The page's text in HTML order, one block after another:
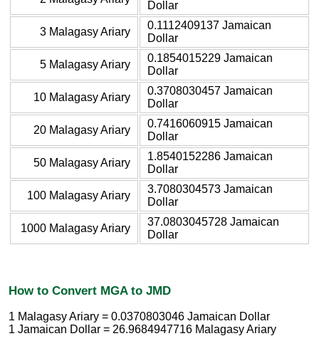
Dollar
3 Malagasy Ariary
0.1112409137 Jamaican
Dollar
5 Malagasy Ariary
0.1854015229 Jamaican
Dollar
10 Malagasy Ariary
0.3708030457 Jamaican
Dollar
20 Malagasy Ariary
0.7416060915 Jamaican
Dollar
50 Malagasy Ariary
1.8540152286 Jamaican
Dollar
100 Malagasy Ariary
3.7080304573 Jamaican
Dollar
1000 Malagasy Ariary
37.0803045728 Jamaican
Dollar
How to Convert MGA to JMD
1 Malagasy Ariary = 0.0370803046 Jamaican Dollar
1 Jamaican Dollar = 26.9684947716 Malagasy Ariary